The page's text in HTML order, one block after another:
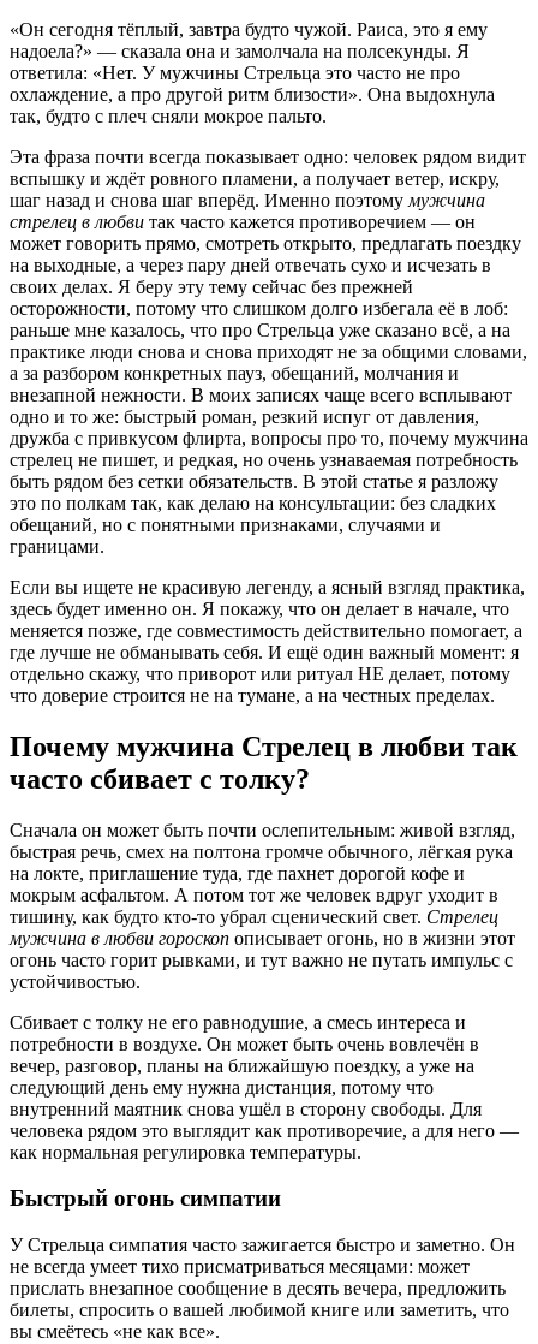
«Он сегодня тёплый, завтра будто чужой. Раиса, это я ему
надоела?» — сказала она и замолчала на полсекунды. Я
ответила: «Нет. У мужчины Стрельца это часто не про
охлаждение, а про другой ритм близости». Она выдохнула
так, будто с плеч сняли мокрое пальто.
Эта фраза почти всегда показывает одно: человек рядом видит
вспышку и ждёт ровного пламени, а получает ветер, искру,
шаг назад и снова шаг вперёд. Именно поэтому мужчина
стрелец в любви так часто кажется противоречием — он
может говорить прямо, смотреть открыто, предлагать поездку
на выходные, а через пару дней отвечать сухо и исчезать в
своих делах. Я беру эту тему сейчас без прежней
осторожности, потому что слишком долго избегала её в лоб:
раньше мне казалось, что про Стрельца уже сказано всё, а на
практике люди снова и снова приходят не за общими словами,
а за разбором конкретных пауз, обещаний, молчания и
внезапной нежности. В моих записях чаще всего всплывают
одно и то же: быстрый роман, резкий испуг от давления,
дружба с привкусом флирта, вопросы про то, почему мужчина
стрелец не пишет, и редкая, но очень узнаваемая потребность
быть рядом без сетки обязательств. В этой статье я разложу
это по полкам так, как делаю на консультации: без сладких
обещаний, но с понятными признаками, случаями и
границами.
Если вы ищете не красивую легенду, а ясный взгляд практика,
здесь будет именно он. Я покажу, что он делает в начале, что
меняется позже, где совместимость действительно помогает, а
где лучше не обманывать себя. И ещё один важный момент: я
отдельно скажу, что приворот или ритуал НЕ делает, потому
что доверие строится не на тумане, а на честных пределах.
Почему мужчина Стрелец в любви так
часто сбивает с толку?
Сначала он может быть почти ослепительным: живой взгляд,
быстрая речь, смех на полтона громче обычного, лёгкая рука
на локте, приглашение туда, где пахнет дорогой кофе и
мокрым асфальтом. А потом тот же человек вдруг уходит в
тишину, как будто кто-то убрал сценический свет. Стрелец
мужчина в любви гороскоп описывает огонь, но в жизни этот
огонь часто горит рывками, и тут важно не путать импульс с
устойчивостью.
Сбивает с толку не его равнодушие, а смесь интереса и
потребности в воздухе. Он может быть очень вовлечён в
вечер, разговор, планы на ближайшую поездку, а уже на
следующий день ему нужна дистанция, потому что
внутренний маятник снова ушёл в сторону свободы. Для
человека рядом это выглядит как противоречие, а для него —
как нормальная регулировка температуры.
Быстрый огонь симпатии
У Стрельца симпатия часто зажигается быстро и заметно. Он
не всегда умеет тихо присматриваться месяцами: может
прислать внезапное сообщение в десять вечера, предложить
билеты, спросить о вашей любимой книге или заметить, что
вы смеётесь «не как все».